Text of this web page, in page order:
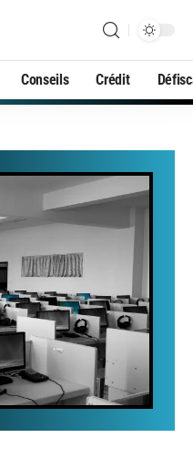
Conseils Crédit